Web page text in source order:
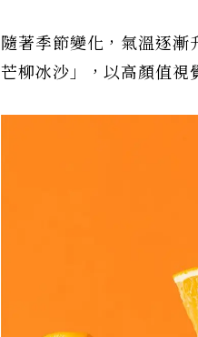
隨著季節變化，氣溫逐
芒柳冰沙」，以高顏值視